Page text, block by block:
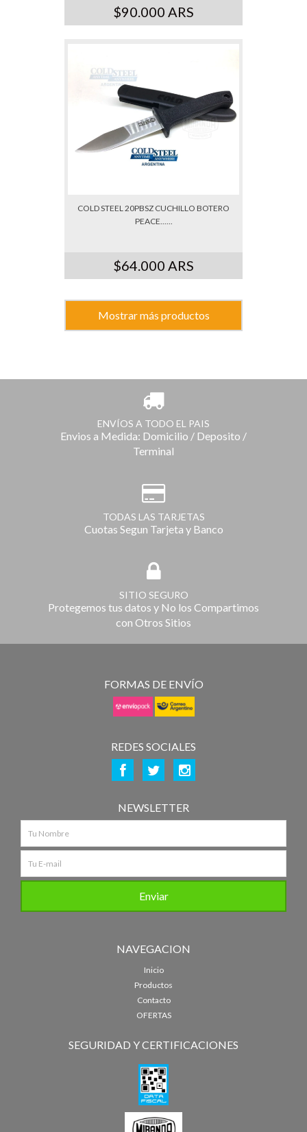
$90.000 ARS
COLD STEEL 20PBSZ CUCHILLO BOTERO
PEACE......
$64.000 ARS
Mostrar más productos
ENVÍOS A TODO EL PAIS
Envios a Medida: Domicilio / Deposito /
Terminal
TODAS LAS TARJETAS
Cuotas Segun Tarjeta y Banco
SITIO SEGURO
Protegemos tus datos y No los Compartimos
con Otros Sitios
FORMAS DE ENVÍO
REDES SOCIALES
NEWSLETTER
NAVEGACION
Inicio
Productos
Contacto
OFERTAS
SEGURIDAD Y CERTIFICACIONES